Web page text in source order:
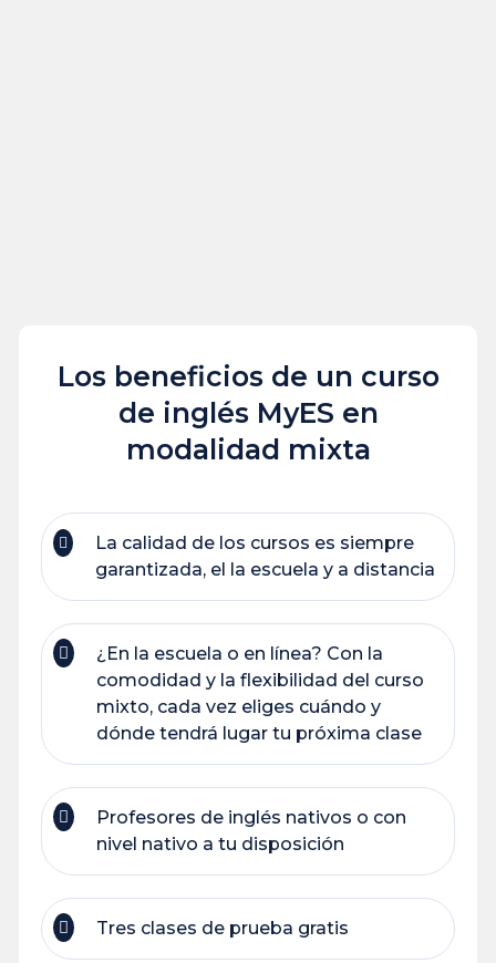
Los beneficios de un curso
de inglés MyES en
modalidad mixta
La calidad de los cursos es siempre
garantizada, el la escuela y a distancia
¿En la escuela o en línea? Con la
comodidad y la flexibilidad del curso
mixto, cada vez eliges cuándo y
dónde tendrá lugar tu próxima clase
Profesores de inglés nativos o con
nivel nativo a tu disposición
Tres clases de prueba gratis